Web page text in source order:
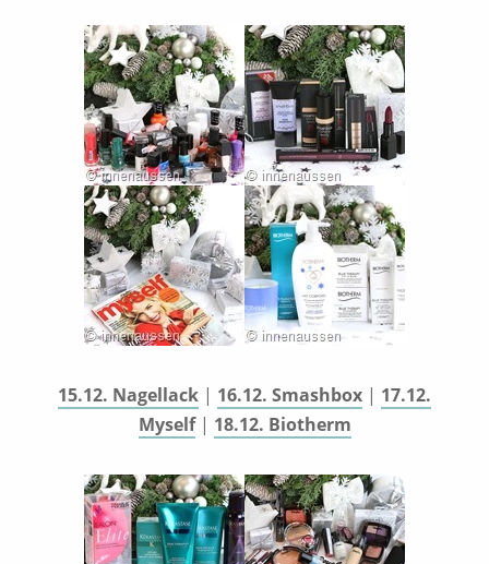
15.12. Nagellack | 16.12. Smashbox | 17.12.
Myself| 18.12. Biotherm